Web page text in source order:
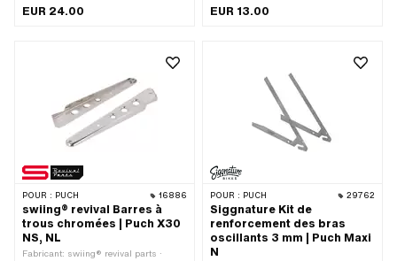
bleu
EUR 24.00
appelé Nirosta) · Nombre de
EUR 13.00
POUR : PUCH 16886
swiing® revival Barres à
trous chromées | Puch X30
NS, NL
Fabricant: swiing® revival parts ·
POUR : PUCH 29762
Siggnature Kit de
renforcement des bras
oscillants 3 mm | Puch Maxi
N